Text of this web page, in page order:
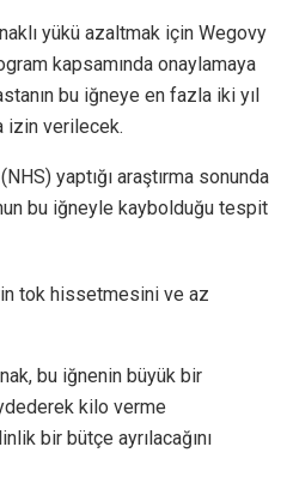
yükü azaltmak için Wegovy
kapsamında onaylamaya
bu iğneye en fazla iki yıl
izin verilecek.
yaptığı araştırma sonunda
bu iğneyle kaybolduğu tespit
tok hissetmesini ve az
bu iğnenin büyük bir
kilo verme
bir bütçe ayrılacağını